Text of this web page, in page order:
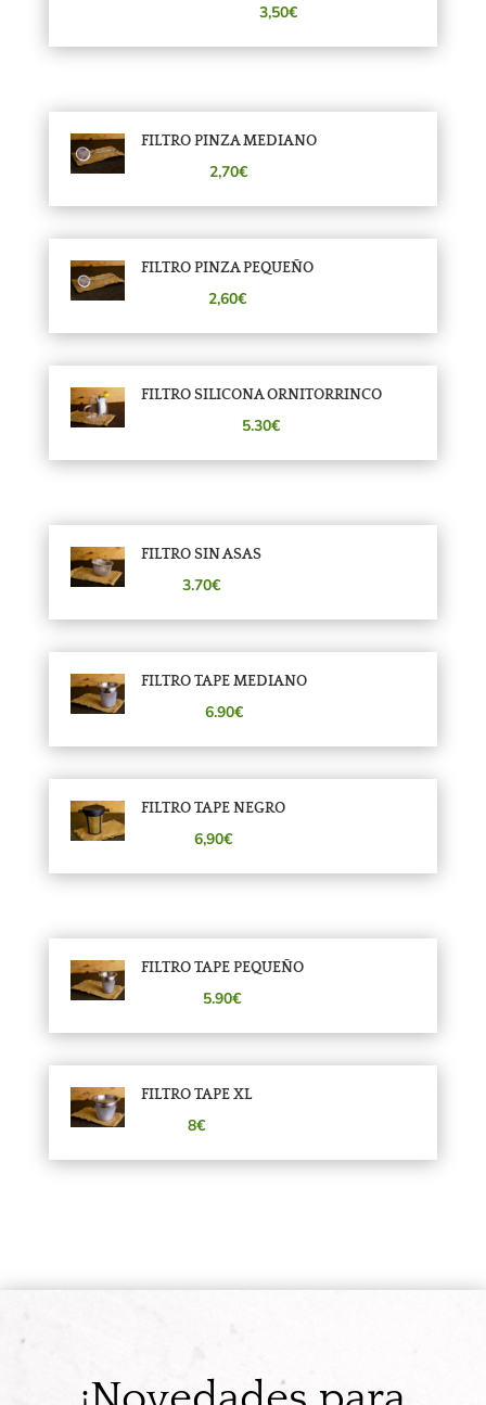
3,50€
FILTRO PINZA MEDIANO
2,70€
FILTRO PINZA PEQUEÑO
2,60€
FILTRO SILICONA ORNITORRINCO
5.30€
FILTRO SIN ASAS
3.70€
FILTRO TAPE MEDIANO
6.90€
FILTRO TAPE NEGRO
6,90€
FILTRO TAPE PEQUEÑO
5.90€
FILTRO TAPE XL
8€